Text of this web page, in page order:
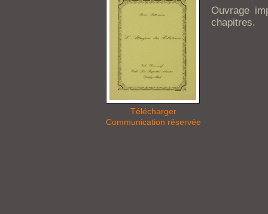
Télécharger
Communication réservée
Ouvrage
chapitres.